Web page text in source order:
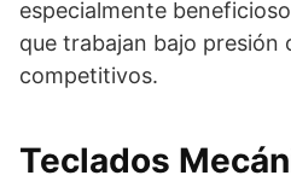
especialmente
que trabajan bajo presión
competitivos.
Teclados